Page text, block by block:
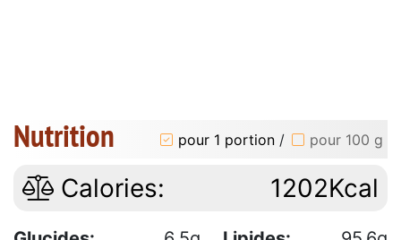
Nutrition pour 1 portion / pour 100 g
Calories: 1202Kcal